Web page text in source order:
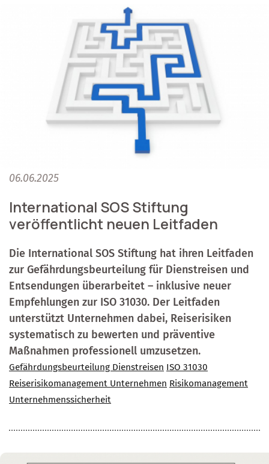
06.06.2025
International SOS Stiftung
veröffentlicht neuen Leitfaden
Die International SOS Stiftung hat ihren Leitfaden
zur Gefährdungsbeurteilung für Dienstreisen und
Entsendungen überarbeitet – inklusive neuer
Empfehlungen zur ISO 31030. Der Leitfaden
unterstützt Unternehmen dabei, Reiserisiken
systematisch zu bewerten und präventive
Maßnahmen professionell umzusetzen.
Gefährdungsbeurteilung Dienstreisen ISO 31030
Reiserisikomanagement Unternehmen Risikomanagement
Unternehmenssicherheit